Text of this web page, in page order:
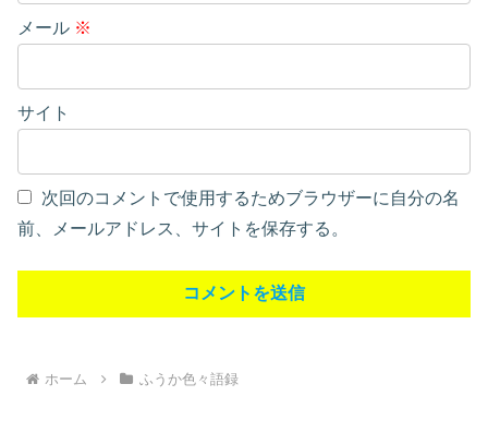
メール ※
サイト
次回のコメントで使用するためブラウザーに自分の名
前、メールアドレス、サイトを保存する。
ホーム ふうか色々語録